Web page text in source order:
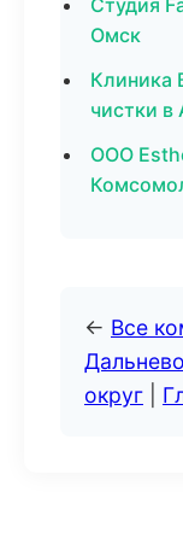
Студия
Омск
Клиника
чистки в
ООО
← Все
округ